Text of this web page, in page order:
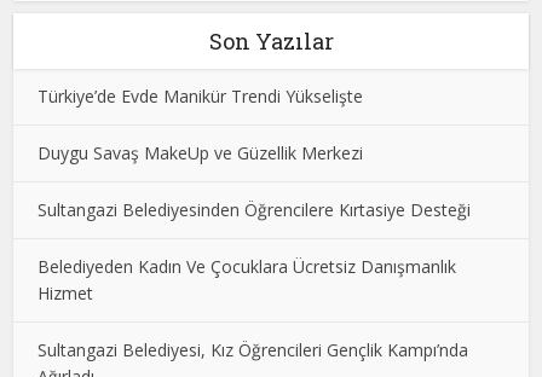
Son Yazılar
Türkiye’de Evde Manikür Trendi Yükselişte
Duygu Savaş MakeUp ve Güzellik Merkezi
Sultangazi Belediyesinden Öğrencilere Kırtasiye Desteği
Belediyeden Kadın Ve Çocuklara Ücretsiz Danışmanlık
Hizmet
Sultangazi Belediyesi, Kız Öğrencileri Gençlik Kampı’nda